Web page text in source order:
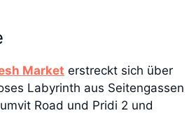
Market erstreckt sich über
Labyrinth aus Seitengassen
Road und Pridi 2 und